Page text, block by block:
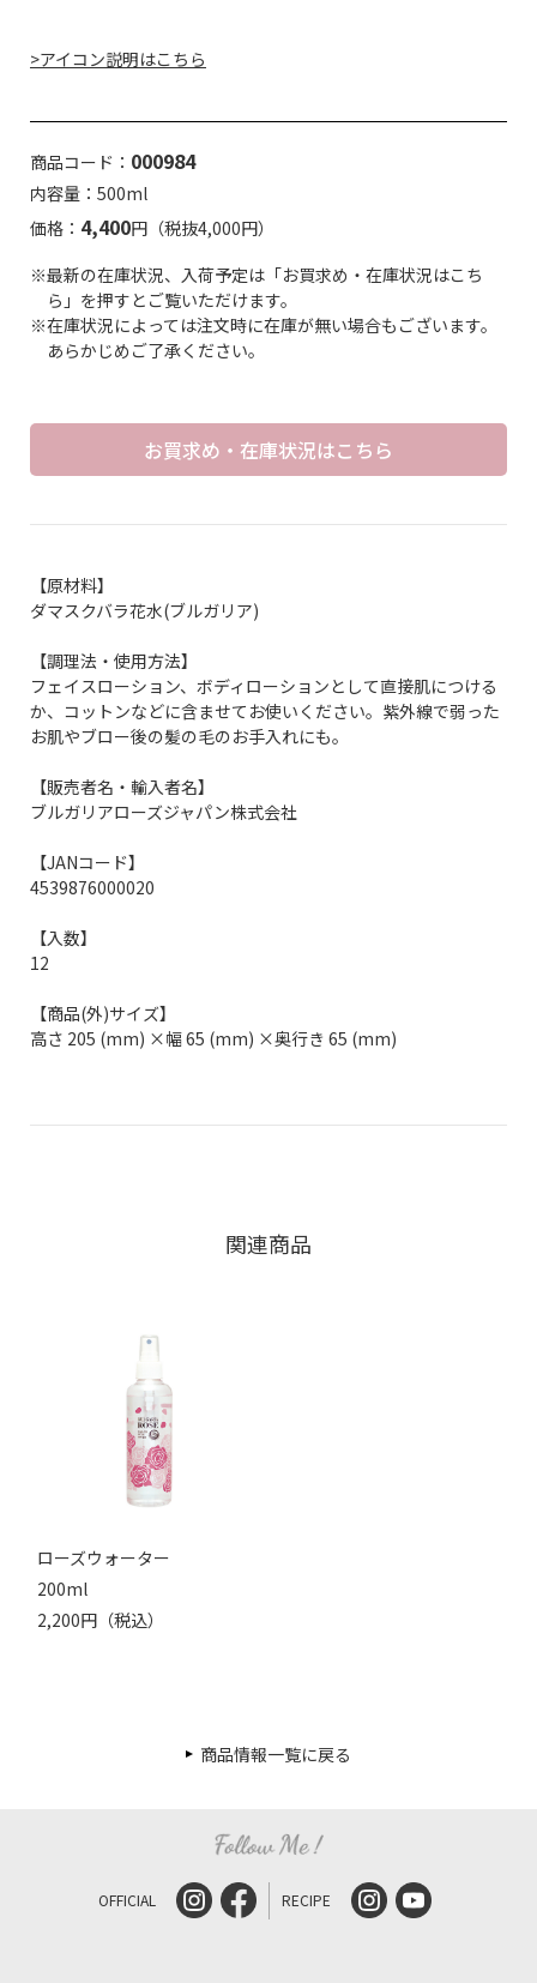
>アイコン説明はこちら
商品コード： 000984
内容量：500ml
価格： 4,400円（税抜4,000円）
※最新の在庫状況、入荷予定は「お買求め・在庫状況はこち
ら」を押すとご覧いただけます。
※在庫状況によっては注文時に在庫が無い場合もございます。
あらかじめご了承ください。
お買求め・在庫状況はこちら
【原材料】
ダマスクバラ花水(ブルガリア)
【調理法・使用方法】
フェイスローション、ボディローションとして直接肌につける
か、コットンなどに含ませてお使いください。紫外線で弱った
お肌やブロー後の髪の毛のお手入れにも。
【販売者名・輸入者名】
ブルガリアローズジャパン株式会社
【JANコード】
4539876000020
【入数】
12
【商品(外)サイズ】
高さ 205 (mm) ×幅 65 (mm) ×奥行き 65 (mm)
関連商品
ローズウォーター
200ml
2,200円（税込）
商品情報一覧に戻る
OFFICIAL RECIPE